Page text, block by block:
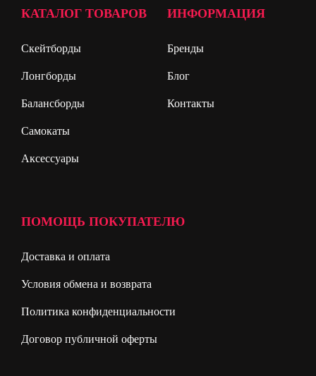
КАТАЛОГ ТОВАРОВ
Скейтборды
Лонгборды
Балансборды
Самокаты
Аксессуары
ИНФОРМАЦИЯ
Бренды
Блог
Контакты
ПОМОЩЬ ПОКУПАТЕЛЮ
Доставка и оплата
Условия обмена и возврата
Политика конфиденциальности
Договор публичной оферты